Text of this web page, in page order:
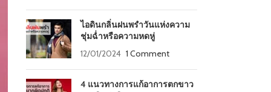
ไอดินกลิ่นฝนพรำวันแห่งความ
ชุ่มฉ่ำหรือความหดหู่
12/01/2024 1 Comment
4 แนวทางการแก้อาการตกขาว